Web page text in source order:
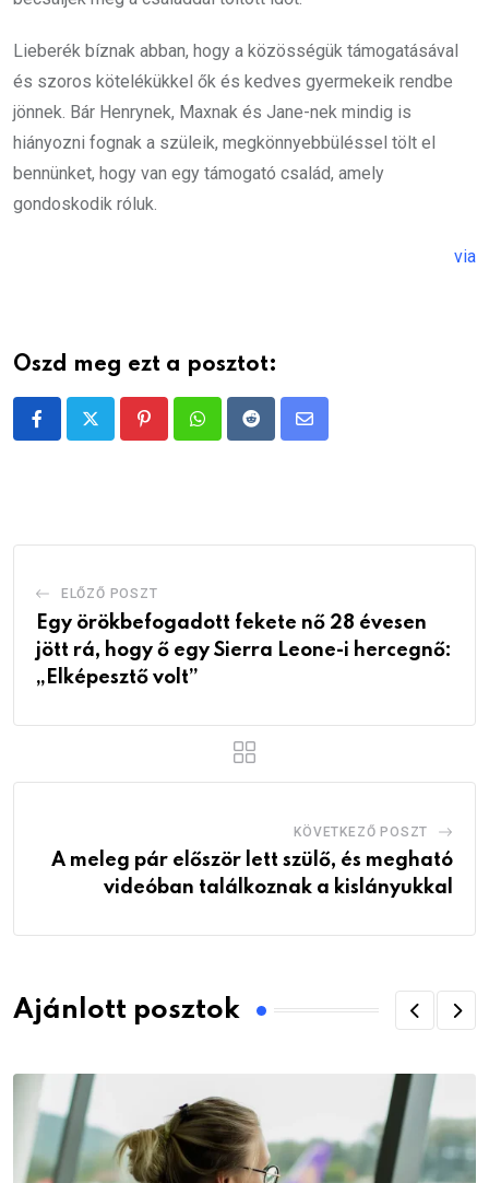
Lieberék bíznak abban, hogy a közösségük támogatásával
és szoros kötelékükkel ők és kedves gyermekeik rendbe
jönnek. Bár Henrynek, Maxnak és Jane-nek mindig is
hiányozni fognak a szüleik, megkönnyebbüléssel tölt el
bennünket, hogy van egy támogató család, amely
gondoskodik róluk.
via
Oszd meg ezt a posztot:
PinterestWhatsappRedditShare
ELŐZŐ POSZT
Egy örökbefogadott fekete nő 28 évesen
jött rá, hogy ő egy Sierra Leone-i hercegnő:
„Elképesztő volt”
KÖVETKEZŐ POSZT
A meleg pár először lett szülő, és megható
videóban találkoznak a kislányukkal
Ajánlott posztok